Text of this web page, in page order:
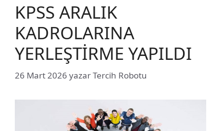
KPSS ARALIK
KADROLARINA
YERLEŞTİRME YAPILDI
26 Mart 2026 yazarTercih Robotu